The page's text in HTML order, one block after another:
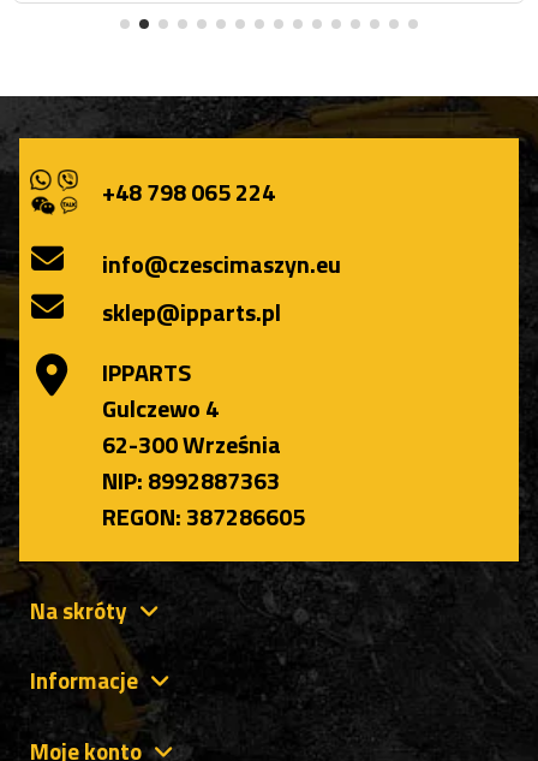
+48 798 065 224
info@czescimaszyn.eu
sklep@ipparts.pl
IPPARTS
Gulczewo 4
62-300 Września
NIP: 8992887363
REGON: 387286605
Na skróty
Informacje
Moje konto